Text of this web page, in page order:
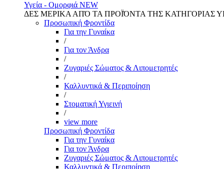
Υγεία - Ομορφιά NEW
ΔΕΣ ΜΕΡΙΚΑ ΑΠΌ ΤΑ ΠΡΟΪΌΝΤΑ ΤΗΣ ΚΑΤΗΓΟΡΙΑΣ
Προσωπική Φροντίδα
Για την Γυναίκα
/
Για τον Άνδρα
/
Ζυγαριές Σώματος & Λιπομετρητές
/
Καλλυντικά & Περιποίηση
/
Στοματική Υγιεινή
/
view more
Προσωπική Φροντίδα
Για την Γυναίκα
Για τον Άνδρα
Ζυγαριές Σώματος & Λιπομετρητές
Καλλυντικά & Περιποίηση